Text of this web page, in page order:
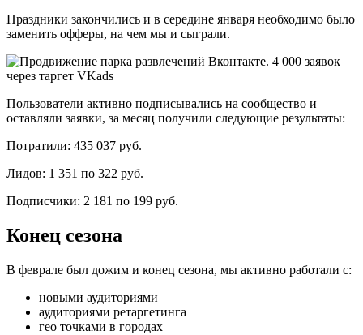
Праздники закончились и в середине января необходимо было
заменить офферы, на чем мы и сыграли.
Пользователи активно подписывались на сообщество и
оставляли заявки, за месяц получили следующие результаты:
Потратили: 435 037 руб.
Лидов: 1 351 по 322 руб.
Подписчики: 2 181 по 199 руб.
Конец сезона
В феврале был дожим и конец сезона, мы активно работали с:
новыми аудиториями
аудиториями ретаргетинга
гео точками в городах